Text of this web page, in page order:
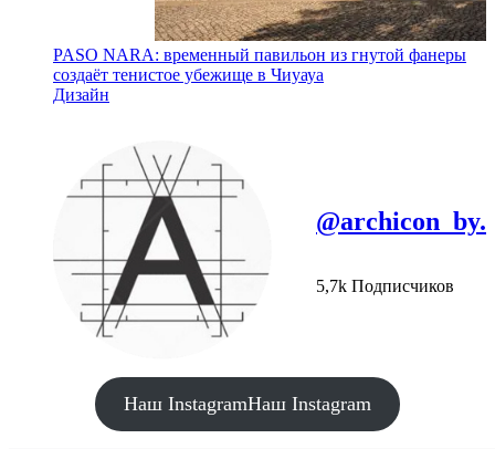
PASO NARA: временный павильон из гнутой фанеры
создаёт тенистое убежище в Чиуауа
Дизайн
@archicon_by.
5,7k Подписчиков
Наш InstagramНаш Instagram